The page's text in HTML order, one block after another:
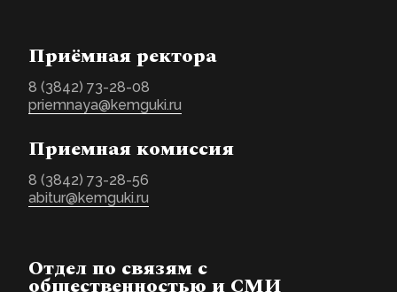
Приёмная ректора
8 (3842) 73-28-08
priemnaya@kemguki.ru
Приемная комиссия
8 (3842) 73-28-56
abitur@kemguki.ru
Отдел по связям с